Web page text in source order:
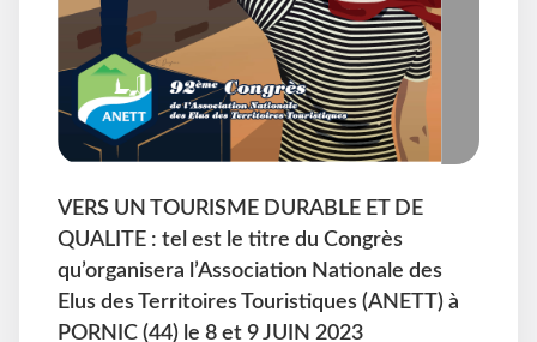
VERS UN TOURISME DURABLE ET DE
QUALITE : tel est le titre du Congrès
qu’organisera l’Association Nationale des
Elus des Territoires Touristiques (ANETT) à
PORNIC (44) le 8 et 9 JUIN 2023